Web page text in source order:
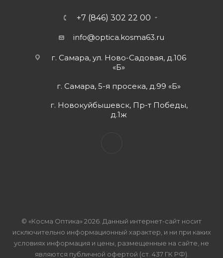
+7 (846) 302 22 00
info@optica.kosma63.ru
г. Самара, ул. Ново-Садовая, д.106
«Б»
г. Самара, 5-я просека, д.99 «Б»
г. Новокуйбышевск, Пр-т Победы,
д.1ж
© «Косма Оптика» 2026. Данный интернет-сайт носит
исключительно информационный характер, и ни при каких
условиях информация и цены, размещенные на сайте, не
являются публичной офертой (ст. 437 ГК РФ).